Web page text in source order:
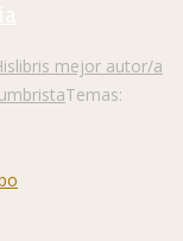
mejor autor/a
Temas: